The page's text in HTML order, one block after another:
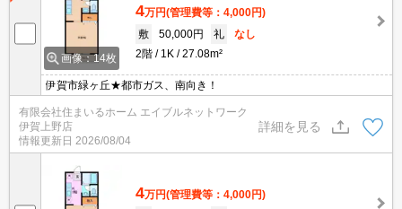
画像：14枚
4万円(管理費等：4,000円)
敷
50,000円 礼
なし
2階
1K 27.08m²
伊賀市緑ヶ丘★都市ガス、南向き！
有限会社住まいるホーム エイブルネットワーク
伊賀上野店
情報更新日 2026/08/04
詳細を見る
4万円(管理費等：4,000円)